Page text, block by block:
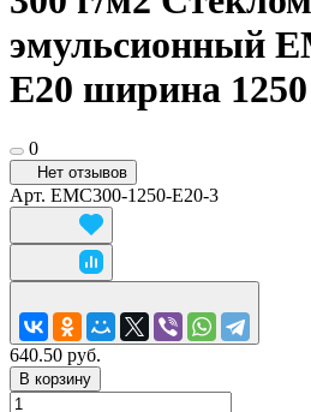
эмульсионный
E20 ширина
0
Нет отзывов
Арт. EMC300-1250-E20-3
640.50 руб.
В корзину